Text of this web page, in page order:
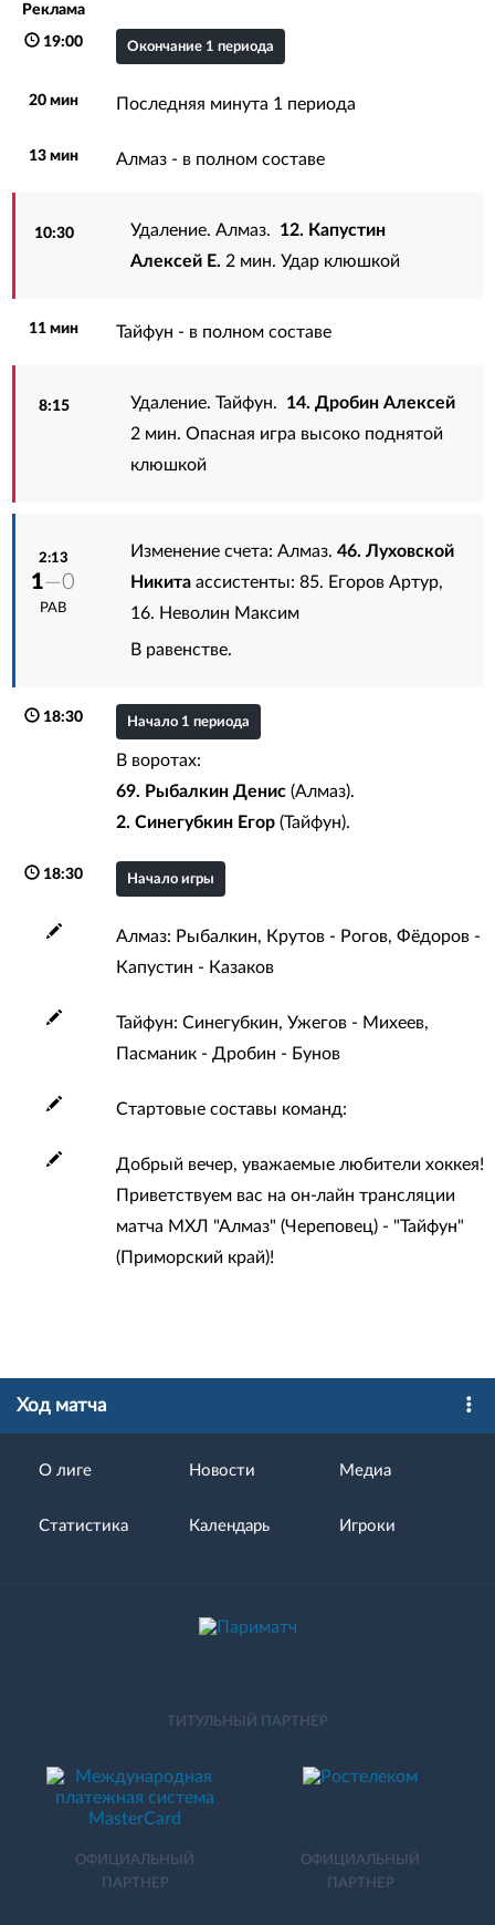
Реклама
19:00 Окончание 1 периода
20 мин Последняя минута 1 периода
13 мин Алмаз - в полном составе
10:30 Удаление. Алмаз. 12. Капустин
Алексей Е. 2 мин. Удар клюшкой
11 мин Тайфун - в полном составе
8:15 Удаление. Тайфун. 14. Дробин Алексей
2 мин. Опасная игра высоко поднятой
клюшкой
2:13
1—0
РАВ
Изменение счета: Алмаз.46. Луховской
Никита ассистенты:85. Егоров Артур,
16. Неволин Максим
В равенстве.
18:30 Начало 1 периода
В воротах:
69. Рыбалкин Денис(Алмаз).
2. Синегубкин Егор(Тайфун).
18:30 Начало игры
Алмаз: Рыбалкин, Крутов - Рогов, Фёдоров -
Капустин - Казаков
Тайфун: Синегубкин, Ужегов - Михеев,
Пасманик - Дробин - Бунов
Стартовые составы команд:
Добрый вечер, уважаемые любители хоккея!
Приветствуем вас на он-лайн трансляции
матча МХЛ "Алмаз" (Череповец) - "Тайфун"
(Приморский край)!
Ход матча
О лиге Новости Медиа
Статистика Календарь Игроки
ТИТУЛЬНЫЙ ПАРТНЕР
ОФИЦИАЛЬНЫЙ
ПАРТНЕР
ОФИЦИАЛЬНЫЙ
ПАРТНЕР